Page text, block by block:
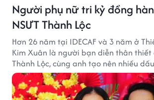
Người phụ nữ tri kỷ đồng
NSƯT Thành Lộc
Hơn 26 năm tại IDECAF và 3 năm ở
Kim Xuân là người bạn diễn thân thiết
Thành Lộc, cùng anh tạo nên nhiều
khấu.